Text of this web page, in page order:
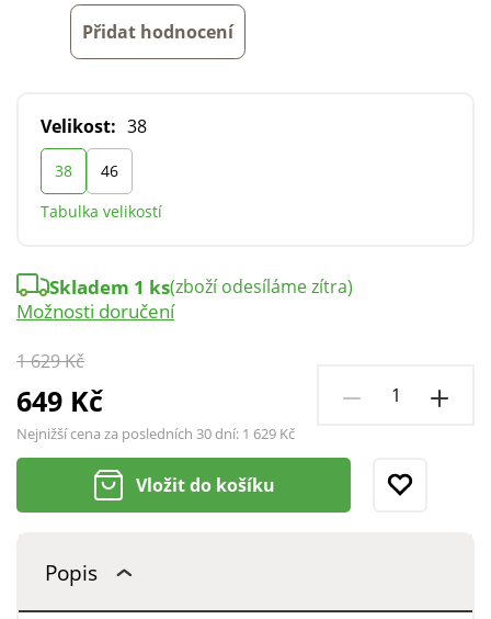
Přidat hodnocení
Velikost: 38
38
46
Tabulka velikostí
1 629 Kč
649 Kč
Nejnižší cena za posledních 30 dní: 1 629 Kč
Skladem 1 ks(zboží odesíláme zítra)
Možnosti doručení
Vložit do košíku
Popis